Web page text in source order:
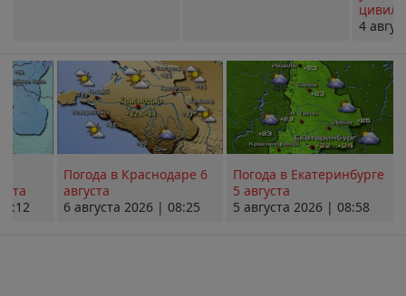
4
Погода в Краснодаре 6
августа
6 августа 2026 | 08:25
Погода в Екатеринбурге
5 августа
5 августа 2026 | 08:58